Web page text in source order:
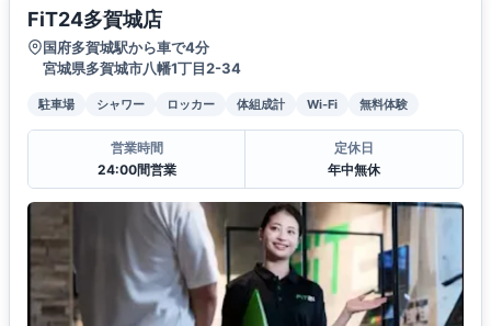
FiT24多賀城店
国府多賀城駅から車で4分
宮城県多賀城市八幡1丁目2-34
駐車場 シャワー ロッカー 体組成計 Wi-Fi 無料体験
営業時間
24:00間営業
定休日
年中無休